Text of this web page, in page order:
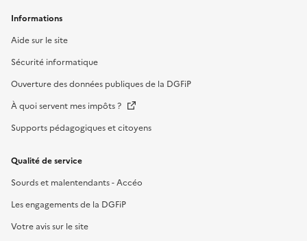
Informations
Aide sur le site
Sécurité informatique
Ouverture des données publiques de la DGFiP
À quoi servent mes impôts ?
Supports pédagogiques et citoyens
Qualité de service
Sourds et malentendants - Accéo
Les engagements de la DGFiP
Votre avis sur le site